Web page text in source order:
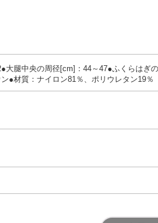
腿中央の周径[cm]：44～47●ふくらはぎ
●材質：ナイロン81％、ポリウレタン19％